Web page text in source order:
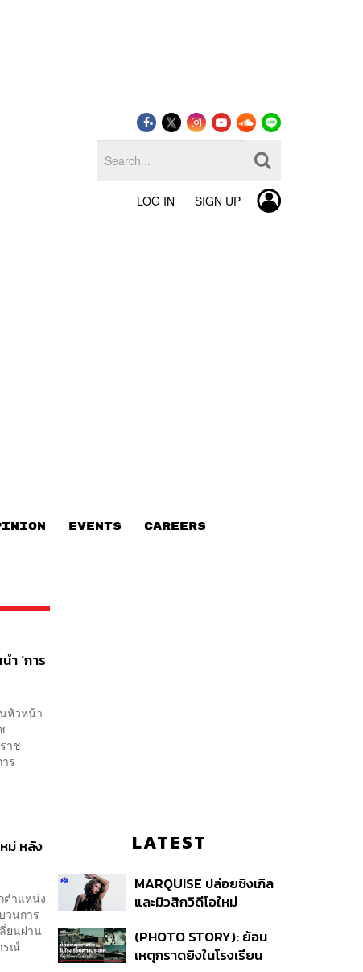
LOG IN SIGN UP
EVENTS CAREERS
‘การ
หัวหน้า
าช
ร
ม่ หลัง
ตำแหน่ง
วนการ
ยนผ่าน
รณ์
LATEST
MARQUISE ปล่อยซิงเกิล
และมิวสิกวิดีโอใหม่
สัมพันธ์สุด Toxic
(PHOTO STORY): ย้อน
เหตุกราดยิงในโรงเรียน